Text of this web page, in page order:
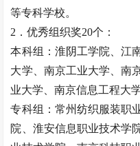
等专科学校。
2．优秀组织奖20个：
本科组：淮阴工学院、江
大学、南京工业大学、南
业大学、南京信息工程大
专科组：常州纺织服装职
院、淮安信息职业技术学